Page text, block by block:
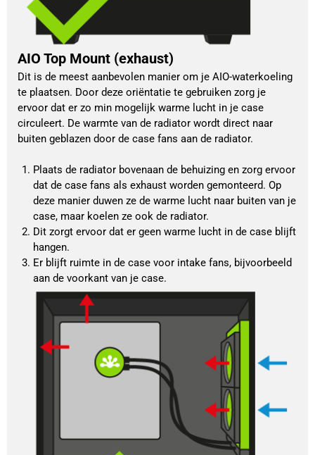
AIO Top Mount (exhaust)
Dit is de meest aanbevolen manier om je AIO-waterkoeling
te plaatsen. Door deze oriëntatie te gebruiken zorg je
ervoor dat er zo min mogelijk warme lucht in je case
circuleert. De warmte van de radiator wordt direct naar
buiten geblazen door de case fans aan de radiator.
Plaats de radiator bovenaan de behuizing en zorg ervoor
dat de case fans als exhaust worden gemonteerd. Op
deze manier duwen ze de warme lucht naar buiten van je
case, maar koelen ze ook de radiator.
Dit zorgt ervoor dat er geen warme lucht in de case blijft
hangen.
Er blijft ruimte in de case voor intake fans, bijvoorbeeld
aan de voorkant van je case.